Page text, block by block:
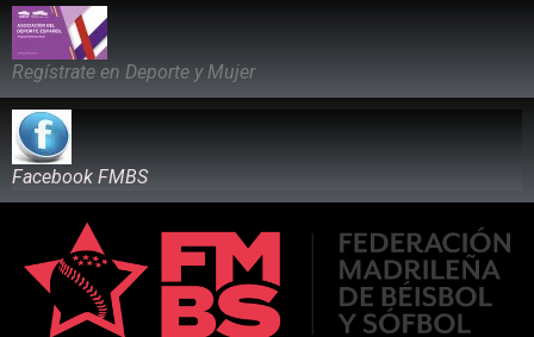
Regístrate en Deporte y Mujer
Facebook FMBS